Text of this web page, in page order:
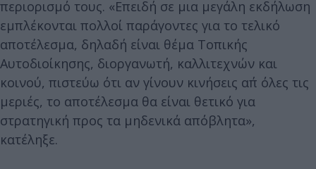
περιορισμό τους. «Επειδή σε μια μεγάλη εκδήλωση
εμπλέκονται πολλοί παράγοντες για το τελικό
αποτέλεσμα, δηλαδή είναι θέμα Τοπικής
Αυτοδιοίκησης, διοργανωτή, καλλιτεχνών και
κοινού, πιστεύω ότι αν γίνουν κινήσεις απ΄ όλες τις
μεριές, το αποτέλεσμα θα είναι θετικό για
στρατηγική προς τα μηδενικά απόβλητα»,
κατέληξε.